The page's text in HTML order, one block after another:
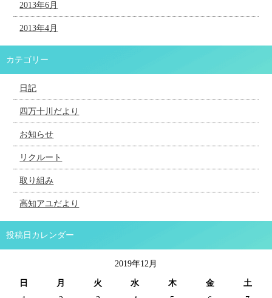
2013年6月
2013年4月
カテゴリー
日記
四万十川だより
お知らせ
リクルート
取り組み
高知アユだより
投稿日カレンダー
2019年12月
日 月 火 水 木 金
土